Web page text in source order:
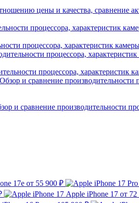
цены и качества, сравнение
процессора, характеристик
процессора, характеристик
и сравнение производительности
17e от 55 900 ₽
Apple iPhone 17 от